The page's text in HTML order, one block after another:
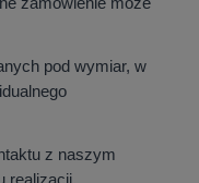
pod wymiar, w
z naszym
realizacji.